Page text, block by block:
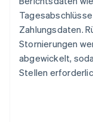
Zahlungsdaten.
Stornierungen
abgewickelt,
Stellen